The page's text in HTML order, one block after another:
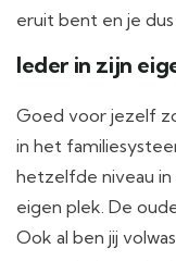
eruit bent en je
Ieder in zijn
Goed voor jezelf
in het
hetzelfde niveau
eigen plek. De
Ook al ben jij